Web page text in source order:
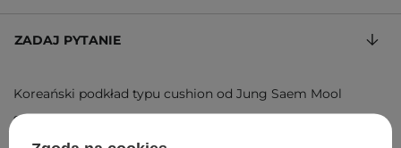
ZADAJ PYTANIE
Koreański podkład typu cushion od Jung Saem Mool
992,86 zł